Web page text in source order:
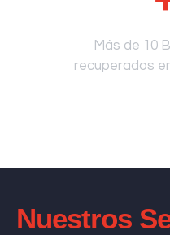
Más de 10
recuperados
Nuestros